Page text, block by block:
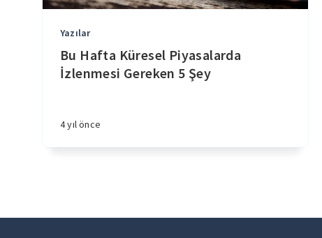
Yazılar
Bu Hafta Küresel Piyasalarda
İzlenmesi Gereken 5 Şey
4 yıl önce